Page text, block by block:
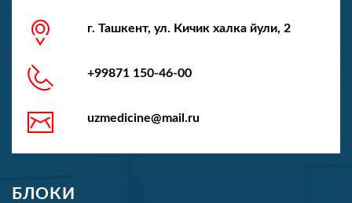
г. Ташкент, ул. Кичик халка йули, 2
+99871 150-46-00
uzmedicine@mail.ru
БЛОКИ